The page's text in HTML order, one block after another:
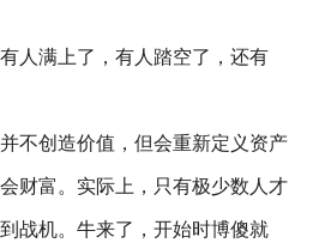
人满上了，有人踏空了，还有
不创造价值，但会重新定义资产
财富。实际上，只有极少数人才
战机。牛来了，开始时博傻就